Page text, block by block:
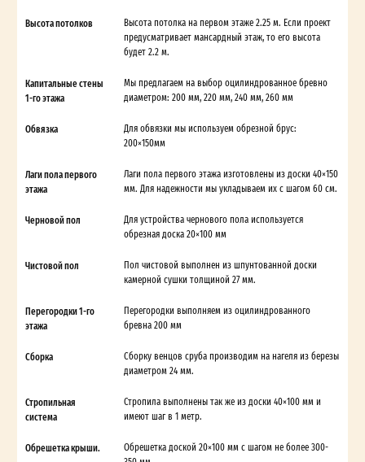
Высота потолков
Высота потолка на первом этаже 2.25 м. Если проект
предусматривает мансардный этаж, то его высота
будет 2.2 м.
Капитальные стены
1-го этажа
Мы предлагаем на выбор оцилиндрованное бревно
диаметром: 200 мм, 220 мм, 240 мм, 260 мм
Обвязка
Для обвязки мы используем обрезной брус:
200×150мм
Лаги пола первого
этажа
Лаги пола первого этажа изготовлены из доски 40×150
мм. Для надежности мы укладываем их с шагом 60 см.
Черновой пол
Для устройства чернового пола используется
обрезная доска 20×100 мм
Чистовой пол
Пол чистовой выполнен из шпунтованной доски
камерной сушки толщиной 27 мм.
Перегородки 1-го
этажа
Перегородки выполняем из оцилиндрованного
бревна 200 мм
Сборка
Сборку венцов сруба производим на нагеля из березы
диаметром 24 мм.
Стропильная
система
Стропила выполнены так же из доски 40×100 мм и
имеют шаг в 1 метр.
Обрешетка крыши.
Обрешетка доской 20×100 мм с шагом не более 300-